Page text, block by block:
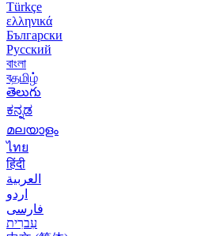
Türkçe
ελληνικά
Български
Русский
বাংলা
বதமிழ்
తెలుగు
ಕನ್ನಡ
മലയാളം
ไทย
हिंदी
العربية
اردو
فارسی
עִברִית